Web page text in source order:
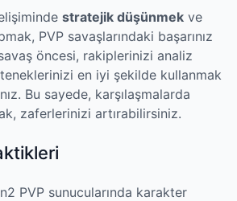
stratejik düşünmek ve
PVP savaşlarındaki başarınız
öncesi, rakiplerinizi analiz
en iyi şekilde kullanmak
Bu sayede, karşılaşmalarda
zaferlerinizi artırabilirsiniz.
PVP sunucularında karakter